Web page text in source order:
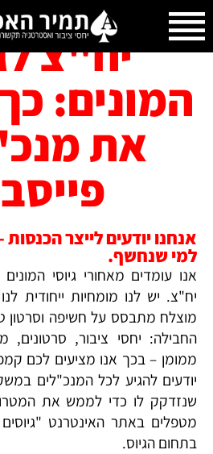
יח"צ
המונים:
את
אנחנו יודעים לייצר
למי שנחשף.
אנו עומדים מאחורי גיוסי
יח"צ. יש לנו מומחיות ייחודית
מוצלח מתבסס על חשיפה וסרטון
החבילה: יחסי ציבור, סרטונים,
ממומן – בכך אנו מציעים לכם
יודעים להגיע לכל המנכ"לים
שנזדקק לו כדי לממש את
מטפלים באתר האינטרנט
בתחום הגיוס.